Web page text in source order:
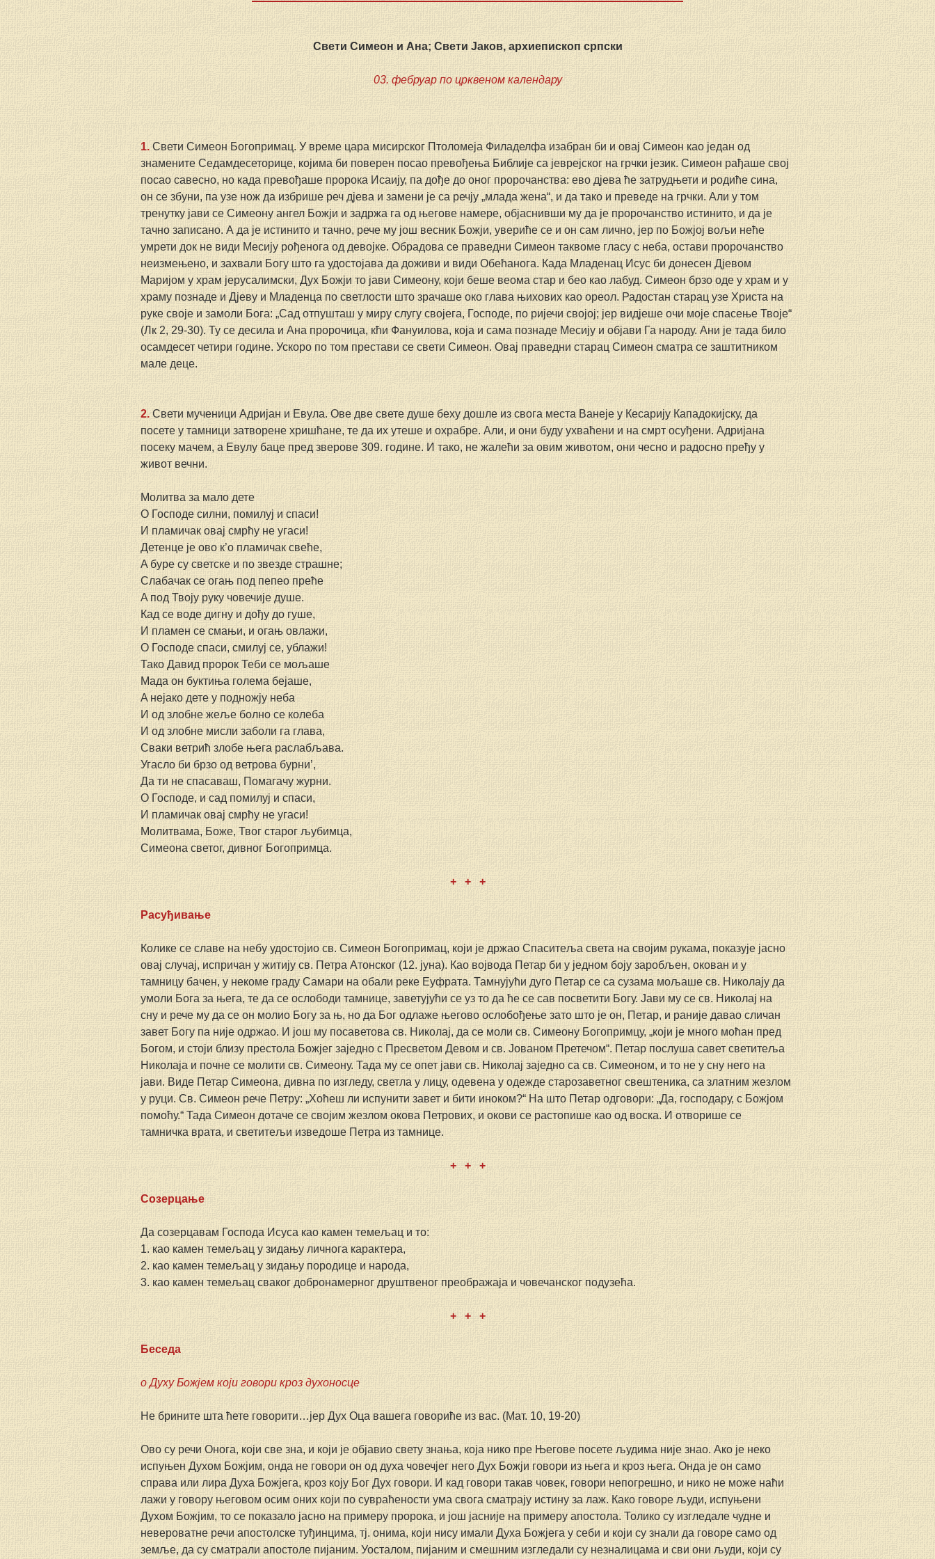
Свети Симеон и Ана; Свети Јаков, архиепископ српски
03. фебруар по црквеном календару
1. Свети Симеон Богопримац. У време цара мисирског Птоломеја Филаделфа изабран би и овај Симеон као један од
знамените Седамдесеторице, којима би поверен посао превођења Библије са јеврејског на грчки језик. Симеон рађаше свој
посао савесно, но када превођаше пророка Исаију, па дође до оног пророчанства: ево дјева ће затрудњети и родиће сина,
он се збуни, па узе нож да избрише реч дјева и замени је са речју „млада жена“, и да тако и преведе на грчки. Али у том
тренутку јави се Симеону ангел Божји и задржа га од његове намере, објаснивши му да је пророчанство истинито, и да је
тачно записано. А да је истинито и тачно, рече му још весник Божји, увериће се и он сам лично, јер по Божјој вољи неће
умрети док не види Месију рођенога од девојке. Обрадова се праведни Симеон таквоме гласу с неба, остави пророчанство
неизмењено, и захвали Богу што га удостојава да доживи и види Обећанога. Када Младенац Исус би донесен Дјевом
Маријом у храм јерусалимски, Дух Божји то јави Симеону, који беше веома стар и бео као лабуд. Симеон брзо оде у храм и у
храму познаде и Дјеву и Младенца по светлости што зрачаше око глава њихових као ореол. Радостан старац узе Христа на
руке своје и замоли Бога: „Сад отпушташ у миру слугу својега, Господе, по ријечи својој; јер видјеше очи моје спасење Твоје“
(Лк 2, 29-30). Ту се десила и Ана пророчица, кћи Фануилова, која и сама познаде Месију и објави Га народу. Ани је тада било
осамдесет четири године. Ускоро по том престави се свети Симеон. Овај праведни старац Симеон сматра се заштитником
мале деце.
2. Свети мученици Адријан и Евула. Ове две свете душе беху дошле из свога места Ванеје у Кесарију Кападокијску, да
посете у тамници затворене хришћане, те да их утеше и охрабре. Али, и они буду ухваћени и на смрт осуђени. Адријана
посеку мачем, а Евулу баце пред зверове 309. године. И тако, не жалећи за овим животом, они чесно и радосно пређу у
живот вечни.
Молитва за мало дете
O Господе силни, помилуј и спаси!
И пламичак овај смрћу не угаси!
Детенце је ово к’о пламичак свеће,
A буре су светске и по звезде страшне;
Слабачак се огањ под пепео преће
A под Твоју руку човечије душе.
Кад се воде дигну и дођу до гуше,
И пламен се смањи, и огањ овлажи,
O Господе спаси, смилуј се, ублажи!
Тако Давид пророк Теби се мољаше
Мада он буктиња голема бејаше,
A нејако дете у подножју неба
И од злобне жеље болно се колеба
И од злобне мисли заболи га глава,
Сваки ветрић злобе њега раслабљава.
Угасло би брзо од ветрова бурни’,
Да ти не спасаваш, Помагачу журни.
O Господе, и сад помилуј и спаси,
И пламичак овај смрћу не угаси!
Молитвама, Боже, Твог старог љубимца,
Симеона светог, дивног Богопримца.
+   +   +
Расуђивање
Колике се славе на небу удостојио св. Симеон Богопримац, који је држао Спаситеља света на својим рукама, показује јасно
овај случај, испричан у житију св. Петра Атонског (12. јуна). Као војвода Петар би у једном боју заробљен, окован и у
тамницу бачен, у некоме граду Самари на обали реке Еуфрата. Тамнујући дуго Петар се са сузама мољаше св. Николају да
умоли Бога за њега, те да се ослободи тамнице, заветујући се уз то да ће се сав посветити Богу. Јави му се св. Николај на
сну и рече му да се он молио Богу за њ, но да Бог одлаже његово ослобођење зато што је он, Петар, и раније давао сличан
завет Богу па није одржао. И још му посаветова св. Николај, да се моли св. Симеону Богопримцу, „који је много моћан пред
Богом, и стоји близу престола Божјег заједно с Пресветом Девом и св. Јованом Претечом“. Петар послуша савет светитеља
Николаја и почне се молити св. Симеону. Тада му се опет јави св. Николај заједно са св. Симеоном, и то не у сну него на
јави. Виде Петар Симеона, дивна по изгледу, светла у лицу, одевена у одежде старозаветног свештеника, са златним жезлом
у руци. Св. Симеон рече Петру: „Хоћеш ли испунити завет и бити иноком?“ На што Петар одговори: „Да, господару, с Божјом
помоћу.“ Тада Симеон дотаче се својим жезлом окова Петрових, и окови се растопише као од воска. И отворише се
тамничка врата, и светитељи изведоше Петра из тамнице.
+   +   +
Созерцање
Да созерцавам Господа Исуса као камен темељац и то:
1. као камен темељац у зидању личнога карактера,
2. као камен темељац у зидању породице и народа,
3. као камен темељац сваког добронамерног друштвеног преображаја и човечанског подузећа.
+   +   +
Беседа
о Духу Божјем који говори кроз духоносце
Не брините шта ћете говорити…јер Дух Оца вашега говориће из вас. (Мат. 10, 19-20)
Ово су речи Онога, који све зна, и који је објавио свету знања, која нико пре Његове посете људима није знао. Ако је неко
испуњен Духом Божјим, онда не говори он од духа човечјег него Дух Божји говори из њега и кроз њега. Онда је он само
справа или лира Духа Божјега, кроз коју Бог Дух говори. И кад говори такав човек, говори непогрешно, и нико не може наћи
лажи у говору његовом осим оних који по сувраћености ума свога сматрају истину за лаж. Како говоре људи, испуњени
Духом Божјим, то се показало јасно на примеру пророка, и још јасније на примеру апостола. Толико су изгледале чудне и
невероватне речи апостолске туђинцима, тј. онима, који нису имали Духа Божјега у себи и који су знали да говоре само од
земље, да су сматрали апостоле пијаним. Уосталом, пијаним и смешним изгледали су незналицама и сви они људи, који су